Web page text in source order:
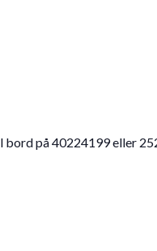
bord på 40224199 eller